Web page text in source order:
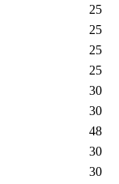
25
25
25
25
30
30
48
30
30